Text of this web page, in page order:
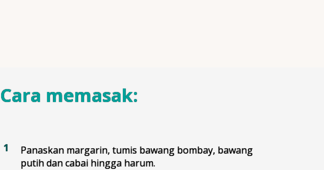
Cara memasak:
Panaskan margarin, tumis bawang bombay, bawang
putih dan cabai hingga harum.